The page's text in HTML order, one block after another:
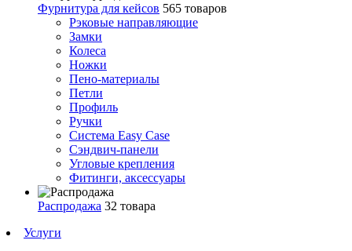
Фурнитура для кейсов 565 товаров
Рэковые направляющие
Замки
Колеса
Ножки
Пено-материалы
Петли
Профиль
Ручки
Система Easy Case
Сэндвич-панели
Угловые крепления
Фитинги, аксессуары
Распродажа 32 товара
Услуги